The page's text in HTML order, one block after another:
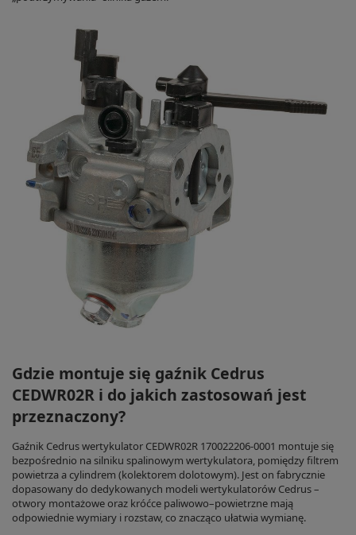
Gdzie montuje się gaźnik Cedrus
CEDWR02R i do jakich zastosowań jest
przeznaczony?
Gaźnik Cedrus wertykulator CEDWR02R 170022206-0001 montuje się
bezpośrednio na silniku spalinowym wertykulatora, pomiędzy filtrem
powietrza a cylindrem (kolektorem dolotowym). Jest on fabrycznie
dopasowany do dedykowanych modeli wertykulatorów Cedrus –
otwory montażowe oraz króćce paliwowo–powietrzne mają
odpowiednie wymiary i rozstaw, co znacząco ułatwia wymianę.